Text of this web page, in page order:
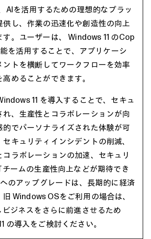
AIを活用するための理想的なプラッ
供し、作業の迅速化や創造性の向上
す。ユーザーは、 Windows 11 のCop
を活用することで、アプリケーシ
ントを横断してワークフローを効率
めることができます。
11 を導入することで、セキュ
れ、生産性とコラボレーションが向
的でパーソナライズされた体験が可
キュリティインシデントの削減、
コラボレーションの加速、セキュリ
ームの生産性向上などが期待でき
へのアップグレードは、長期的に経済
Windows OSをご利用の場合は、
ジネスをさらに前進させるため
の導入をご検討ください。